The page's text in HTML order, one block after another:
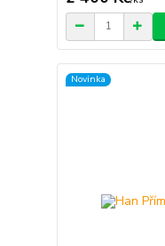
Novinka